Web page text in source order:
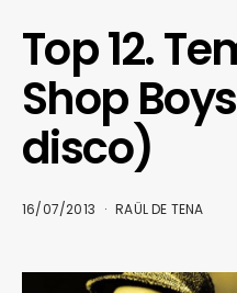
Top 12.
Shop
disco)
16/07/2013 RAÜL DE TENA